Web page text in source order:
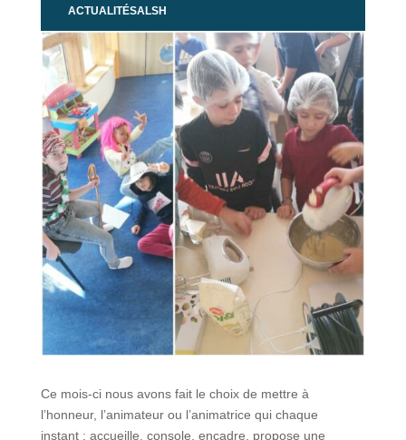
ACTUALITÉSALSH
Ce mois-ci nous avons fait le choix de mettre à
l’honneur, l’animateur ou l’animatrice qui chaque
instant : accueille, console, encadre, propose une